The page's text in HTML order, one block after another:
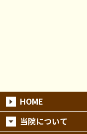
HOME
当院について